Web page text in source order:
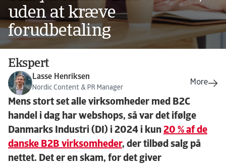
uden at kræve
forudbetaling
Ekspert
Lasse Henriksen
Nordic Content & PR Manager
Mens stort set alle virksomheder med B2C
handel i dag har webshops, så var det ifølge
Danmarks Industri (DI) i 2024 i kun 20 % af de
danske B2B virksomheder, der tilbød salg på
nettet. Det er en skam, for det giver